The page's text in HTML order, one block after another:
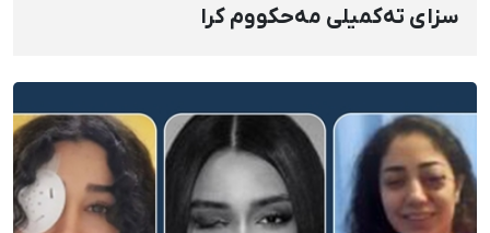
سزای تەکمیلی مەحکووم کرا